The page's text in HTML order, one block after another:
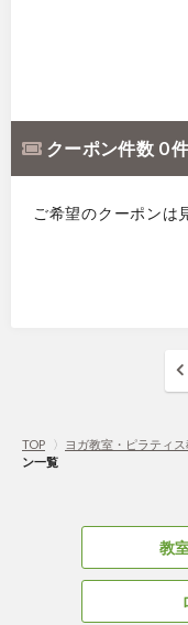
クーポン件数 0 件
ご希望のクーポンは
TOP 〉 ヨガ教室・ピラティ
ン一覧
教